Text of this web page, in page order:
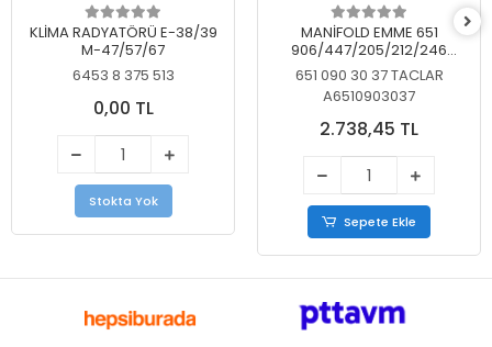
KLİMA RADYATÖRÜ E-38/39
M-47/57/67
6453 8 375 513
0,00 TL
Stokta Yok
MANİFOLD EMME 651
906/447/205/212/246
KELEBEKSİZ
651 090 30 37 TACLAR
A6510903037
2.738,45 TL
Sepete Ekle